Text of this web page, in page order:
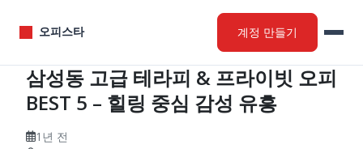
오피스타 계정 만들기
삼성동 고급 테라피 & 프라이빗 오피
BEST 5 – 힐링 중심 감성 유흥
1년 전